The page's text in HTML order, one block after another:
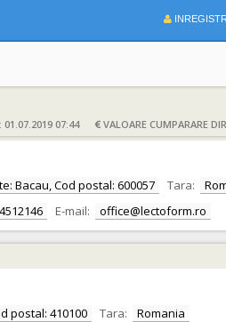
01.07.2019 07:44 VALOARE CUMPARARE
Bacau, Cod postal: 600057 Tara:
E-mail: office@lectoform.ro
postal: 410100 Tara:
Romania